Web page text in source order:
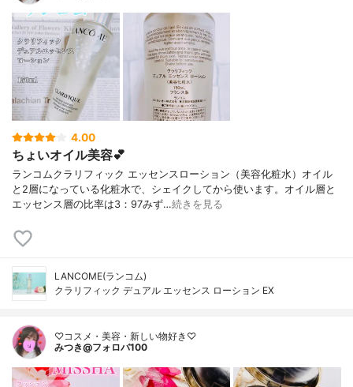
4.00
ちょいオイル美容💕
ランコムクラリフィック エッセンスローション（美容化粧水）オイル
と2層になっている化粧水で、シェイクしてから使います。オイル層と
エッセンス層の比率は3：97みず…続きを見る
LANCOME(ランコム)
クラリフィック デュアル エッセンス ローション EX
♡コスメ・美容・新しい物好き♡
みつき@フォロバ100